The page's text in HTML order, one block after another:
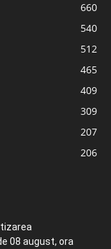
660
540
512
465
409
309
207
206
08 august, ora